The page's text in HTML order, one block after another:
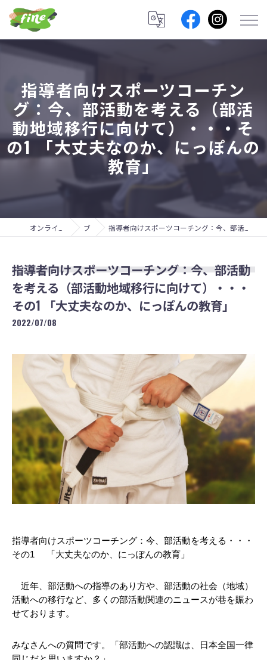
指導者向けスポーツコーチン
グ：今、部活動を考える（部活
動地域移行に向けて）・・・そ
の1 「大丈夫なのか、にっぽんの
教育」
ブログ 指導者向けスポーツコーチング：今、部活動を考える（部活動地域移行に向けて）・・・その1 「大丈夫なのか、にっぽんの教育」
指導者向けスポーツコーチング：今、部活動
を考える（部活動地域移行に向けて）・・・
その1 「大丈夫なのか、にっぽんの教育」
2022/07/08
指導者向けスポーツコーチング：今、部活動を考える・・・
その1     「大丈夫なのか、にっぽんの教育」
近年、部活動への指導のあり方や、部活動の社会（地域）
活動への移行など、多くの部活動関連のニュースが巷を賑わ
せております。
みなさんへの質問です。「部活動への認識は、日本全国一律